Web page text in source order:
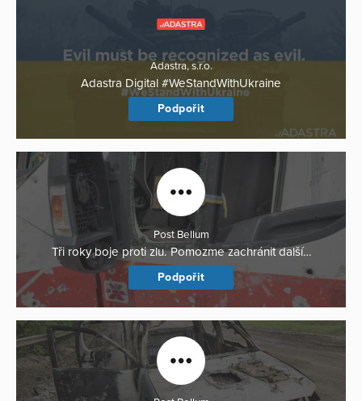
Adastra, s.r.o.
Adastra Digital #WeStandWithUkraine
Podpořit
Post Bellum
Tři roky boje proti zlu. Pomozme zachránit další…
Podpořit